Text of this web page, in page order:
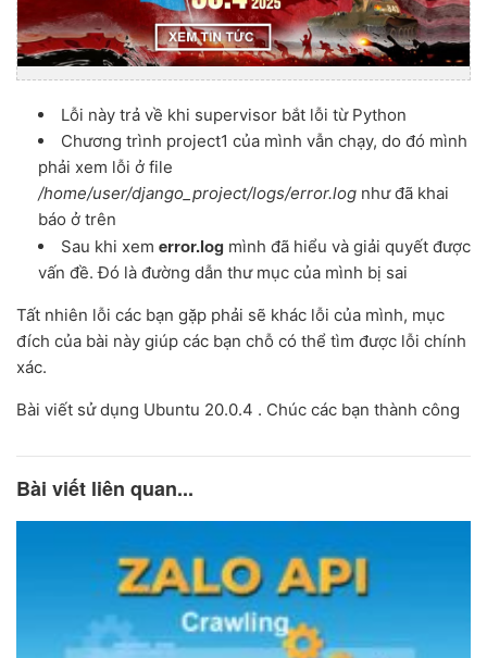
Lỗi này trả về khi supervisor bắt lỗi từ Python
Chương trình project1 của mình vẫn chạy, do đó mình
phải xem lỗi ở file
/home/user/django_project/logs/error.log như đã khai
báo ở trên
Sau khi xem error.log mình đã hiểu và giải quyết được
vấn đề. Đó là đường dẫn thư mục của mình bị sai
Tất nhiên lỗi các bạn gặp phải sẽ khác lỗi của mình, mục
đích của bài này giúp các bạn chỗ có thể tìm được lỗi chính
xác.
Bài viết sử dụng Ubuntu 20.0.4 . Chúc các bạn thành công
Bài viết liên quan...